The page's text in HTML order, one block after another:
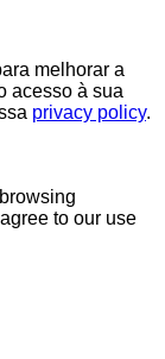
melhorar a
acesso à sua
privacy policy.
to our use